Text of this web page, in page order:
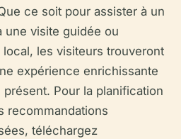
ce soit pour assister à un
une visite guidée ou
les visiteurs trouveront
expérience enrichissante
Pour la planification
recommandations
téléchargez